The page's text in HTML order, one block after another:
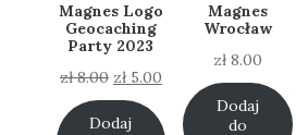
Magnes Logo
Geocaching
Party 2023
zł8.00 Pierwotna
cena
wynosiła:
zł5.00Aktualna
cena
wynosi:
Dodaj
Magnes
Wrocław
zł8.00
Dodaj
do